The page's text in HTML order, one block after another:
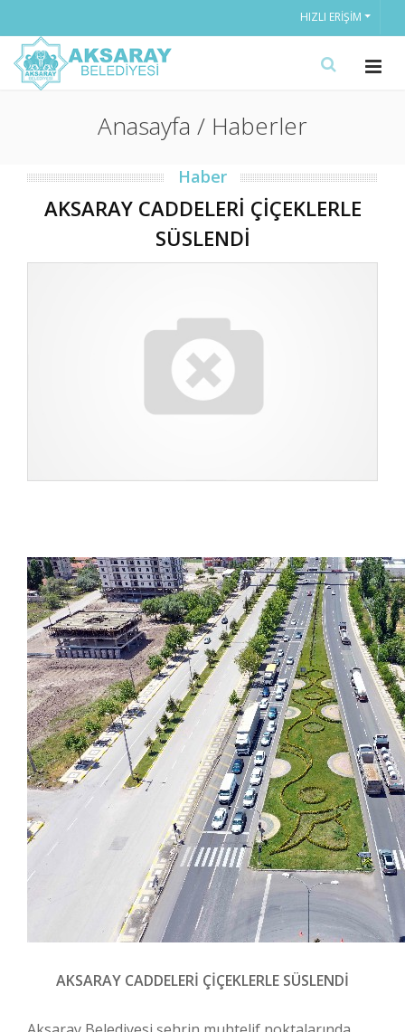
HIZLI ERIŞIM
Anasayfa / Haberler
Haber
AKSARAY CADDELERİ ÇİÇEKLERLE
SÜSLENDİ
AKSARAY CADDELERİ ÇİÇEKLERLE SÜSLENDİ